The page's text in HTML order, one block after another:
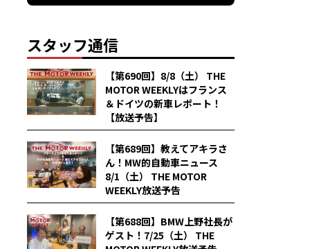
スタッフ通信
【第690回】8/8（土） THE
MOTOR WEEKLYはフランス
＆ドイツの新車レポート！
【放送予告】
【第689回】教えてアキラさ
ん！MW的自動車ニュース
8/1（土） THE MOTOR
WEEKLY放送予告
【第688回】BMW上野社長が
ゲスト！7/25（土） THE